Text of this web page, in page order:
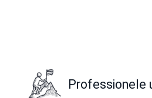
Professionele